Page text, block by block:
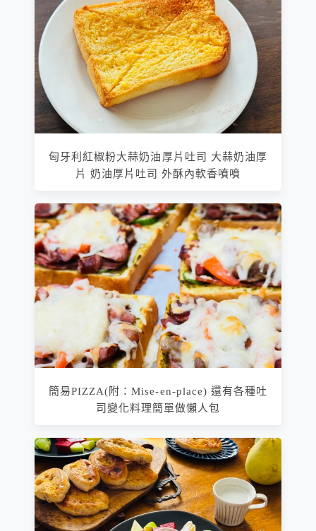
匈牙利紅椒粉大蒜奶油厚片吐司 大蒜奶油厚
片 奶油厚片吐司 外酥內軟香噴噴
簡易PIZZA(附：Mise-en-place) 還有各種吐
司變化料理簡單做懶人包